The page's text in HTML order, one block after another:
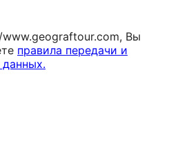
Вы
правила передачи и